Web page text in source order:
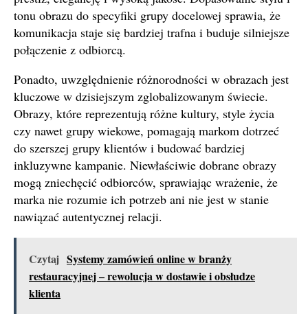
tonu obrazu do specyfiki grupy docelowej sprawia, że
komunikacja staje się bardziej trafna i buduje silniejsze
połączenie z odbiorcą.
Ponadto, uwzględnienie różnorodności w obrazach jest
kluczowe w dzisiejszym zglobalizowanym świecie.
Obrazy, które reprezentują różne kultury, style życia
czy nawet grupy wiekowe, pomagają markom dotrzeć
do szerszej grupy klientów i budować bardziej
inkluzywne kampanie. Niewłaściwie dobrane obrazy
mogą zniechęcić odbiorców, sprawiając wrażenie, że
marka nie rozumie ich potrzeb ani nie jest w stanie
nawiązać autentycznej relacji.
Czytaj Systemy zamówień online w branży
restauracyjnej – rewolucja w dostawie i obsłudze
klienta